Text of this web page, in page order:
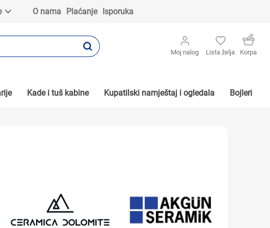
O nama Plaćanje Isporuka
Moj nalog Lista želja Korpa
Kade i tuš kabine Kupatilski namještaj i ogledala Bojleri